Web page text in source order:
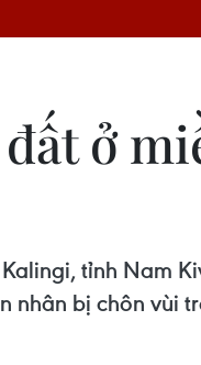
ở
tỉnh Nam
nhân bị chôn vùi